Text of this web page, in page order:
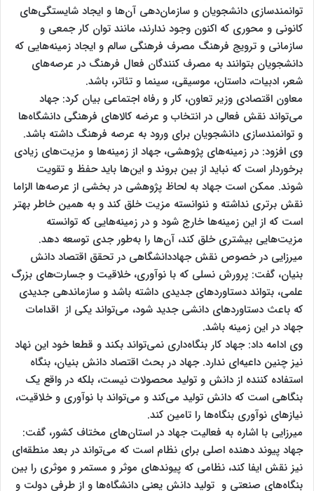
توانمندسازی دانشجویان و سازمان‌دهی آن‌ها و ایجاد شایستگی‌های
کانونی و محوری که اکنون وجود ندارند، مانند توان کار جمعی و
سازمانی و ترویج فرهنگ مصرف فرهنگی سالم و ایجاد زمینه‌هایی که
دانشجویان بتوانند به مصرف کنندگان فعال فرهنگ در عرصه‌های
شعر، ادبیات، داستان، موسیقی، سینما و تئاتر، باشد.
معاون اقتصادی وزیر تعاون، کار و رفاه اجتماعی بیان کرد: جهاد
می‌تواند نقش فعالی در انتخاب و عرضه کالاهای فرهنگی دانشگاه‌ها
و توانمندسازی دانشجویان برای ورود به عرصه فرهنگ داشته باشد.
وی افزود: در زمینه‌های پژوهشی، جهاد از زمینه‌ها و مزیت‌های زیادی
برخوردار است که نباید از بین بروند و این‌ها باید حفظ و تقویت
شوند. ممکن است جهاد به لحاظ پژوهشی در بخشی از عرصه‌ها الزاما
نقش برتری نداشته و ننوانسته مزیت خلق کند و به همین خاطر بهتر
است که از این زمینه‌ها خارج شود و در زمینه‌هایی که توانسته
مزیت‌هایی بیشتری خلق کند، آن‌ها را به‌طور جدی توسعه دهد.
میرزایی در خصوص نقش جهاددانشگاهی در تحقق اقتصاد دانش
بنیان، گفت: پرورش نسلی که با نوآوری، خلاقیت و جسارت‌های بزرگ
علمی، بتواند دستاوردهای جدیدی داشته باشد و سازماندهی جدیدی
که باعث دستاوردهای دانشی جدید شود، می‌تواند یکی از اقدامات
جهاد در این زمینه باشد.
وی ادامه داد: جهاد کار بنگاه‌داری نمی‌تواند بکند و قطعا خود این نهاد
نیز چنین داعیه‌ای ندارد. جهاد در بحث اقتصاد دانش بنیان، بنگاه
استفاده کننده از دانش و تولید محصولات نیست، بلکه در واقع یک
بنگاهی است که دانش تولید می‌کند و می‌تواند با نوآوری و خلاقیت،
نیازهای نوآوری بنگاه‌ها را تامین کند.
میرزایی با اشاره به فعالیت جهاد در استان‌های مختاف کشور، گفت:
جهاد پیوند دهنده اصلی برای نظام است که می‌تواند در بعد منطقه‌ای
نیز نقش ایفا کند، نظامی که پیوندهای موثر و مستمر و موثری را بین
بنگاه‌های صنعتی و تولید دانش یعنی دانشگاه‌ها و از طرفی دولت و